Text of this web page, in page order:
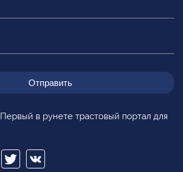
в рунете трастовый портал для